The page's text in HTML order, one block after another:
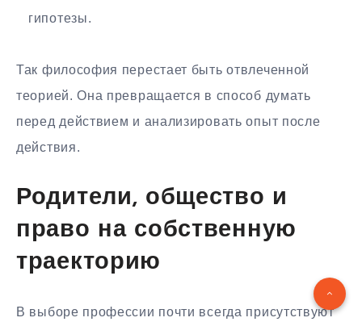
гипотезы.
Так философия перестает быть отвлеченной
теорией. Она превращается в способ думать
перед действием и анализировать опыт после
действия.
Родители, общество и
право на собственную
траекторию
В выборе профессии почти всегда присутствуют